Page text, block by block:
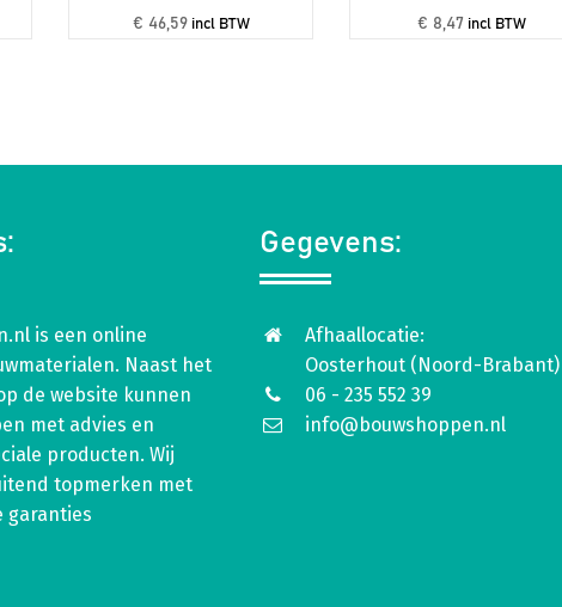
€ 46,59incl BTW € 8,47 incl BTW
is een online
Naast het
de website kunnen
met advies en
producten. Wij
topmerken met
garanties
Gegevens:
Afhaallocatie:
Oosterhout (Noord-Brabant)
06 - 235 552 39
info@bouwshoppen.nl